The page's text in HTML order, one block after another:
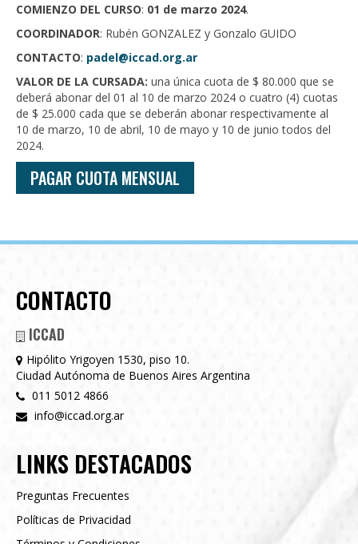
COMIENZO DEL CURSO: 01 de marzo 2024.
COORDINADOR: Rubén GONZALEZ y Gonzalo GUIDO
CONTACTO: padel@iccad.org.ar
VALOR DE LA CURSADA: una única cuota de $ 80.000 que se
deberá abonar del 01 al 10 de marzo 2024 o cuatro (4) cuotas
de $ 25.000 cada que se deberán abonar respectivamente al
10 de marzo, 10 de abril, 10 de mayo y 10 de junio todos del
2024.
PAGAR CUOTA MENSUAL
CONTACTO
ICCAD
Hipólito Yrigoyen 1530, piso 10.
Ciudad Autónoma de Buenos Aires Argentina
011 5012 4866
info@iccad.org.ar
LINKS DESTACADOS
Preguntas Frecuentes
Políticas de Privacidad